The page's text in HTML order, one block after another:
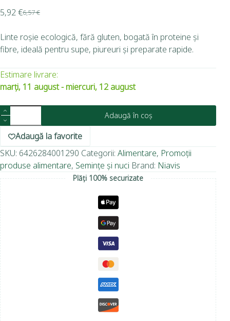
6,57€
5,92€
Linte roșie ecologică, fără gluten, bogată în proteine și
fibre, ideală pentru supe, piureuri și preparate rapide.
Estimare livrare:
marți, 11 august - miercuri, 12 august
Adaugă în coș
Adaugă la favorite
SKU: 6426284001290 Categorii: Alimentare, Promoții
produse alimentare, Semințe și nuci Brand: Niavis
Plăți 100% securizate